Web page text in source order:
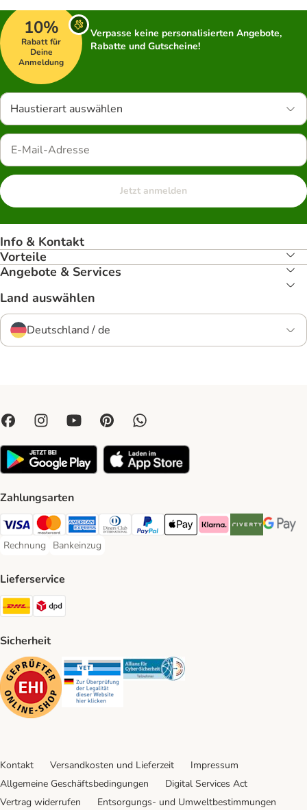
10%
Rabatt für
Deine
Anmeldung
Verpasse keine personalisierten Angebote,
Rabatte und Gutscheine!
Haustierart auswählen
Jetzt anmelden
Info & Kontakt
Vorteile
Angebote & Services
Land auswählen
Deutschland / de
Zahlungsarten
Visa Payment Method
Mastercard Payment Method
American Express Payment Method
Diners Club Payment Method
PayPal Payment Method
Apple Pay Payment Method
Klarna Payment Method
Riverty Payment
Google
Rechnung
Rechnung Payment Method
Bankeinzug
Bankeinzug Payment Method
Lieferservice
DHL Shipping Method
Sicherheit
Security Security Security
Kontakt Versandkosten und Lieferzeit
Impressum
Allgemeine Geschäftsbedingungen
Digital Services Act
Vertrag widerrufen
Entsorgungs- und Umweltbestimmungen